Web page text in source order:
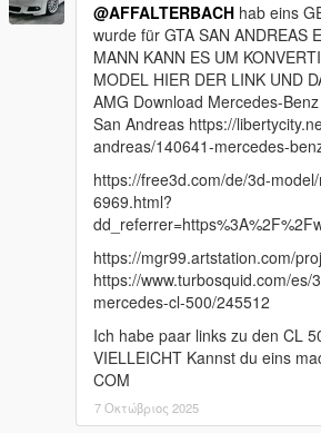
@AFFALTERBACH hab eins
wurde für GTA SAN ANDREAS
MANN KANN ES UM
MODEL HIER DER LINK UND
AMG Download Mercedes-
San Andreas https://
andreas/140641-mercedes-
https://free3d.com/de/3d-
6969.html?
https://mgr99.artstation.com/
https://www.turbosquid.com/es/
mercedes-cl-500/245512
Ich habe paar links zu den CL
VIELLEICHT Kannst du eins
COM
7 Οκτώβριος 2025